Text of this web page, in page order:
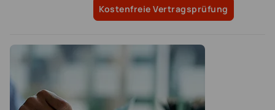
Kostenfreie Vertragsprüfung